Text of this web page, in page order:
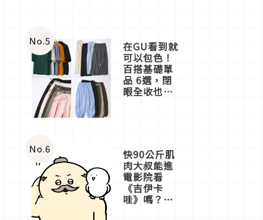
No.5 在GU看到就
可以包色！
百搭基礎單
品 6選，閉
眼全收也不
No.6 快90公斤肌
肉大叔能進
電影院看
《吉伊卡
哇》嗎？日